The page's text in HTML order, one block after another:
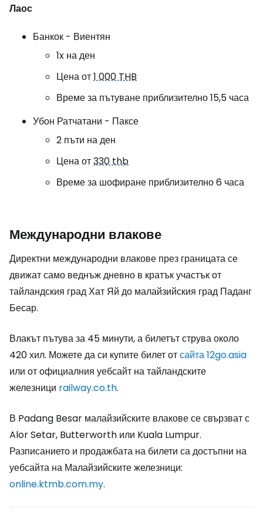
Лаос
Банкок - Виентян
1x на ден
Цена от1 000 THB
Време за пътуване приблизително 15,5 часа
Убон Ратчатани - Паксе
2 пъти на ден
Цена от330 thb
Време за шофиране приблизително 6 часа
Международни влакове
Директни международни влакове през границата се
движат само веднъж дневно в кратък участък от
тайландския град Хат Яй до малайзийския град Паданг
Бесар.
Влакът пътува за 45 минути, а билетът струва около
420 хил. Можете да си купите билет отсайта 12go.asia
или от официалния уебсайт на тайландските
железници railway.co.th.
В Padang Besar малайзийските влакове се свързват с
Alor Setar, Butterworth или Kuala Lumpur.
Разписанието и продажбата на билети са достъпни на
уебсайта на Малайзийските железници:
online.ktmb.com.my.